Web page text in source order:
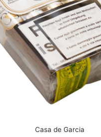
Casa de Garcia